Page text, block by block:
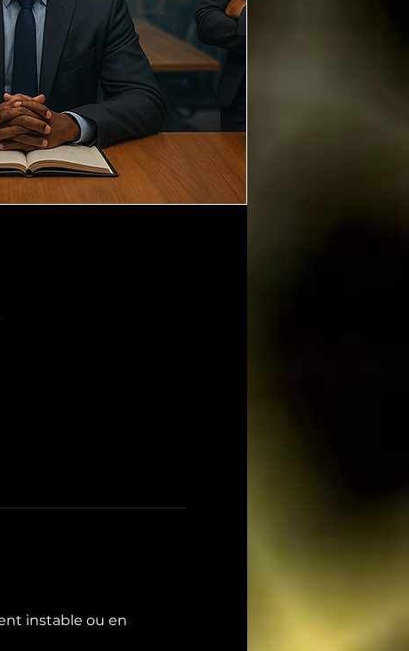
instable ou en